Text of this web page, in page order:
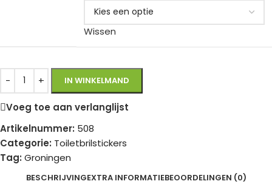
Wissen
IN WINKELMAND
Voeg toe aan verlanglijst
Artikelnummer: 508
Categorie: Toiletbrilstickers
Tag: Groningen
BESCHRIJVINGEXTRA INFORMATIEBEOORDELINGEN (0)